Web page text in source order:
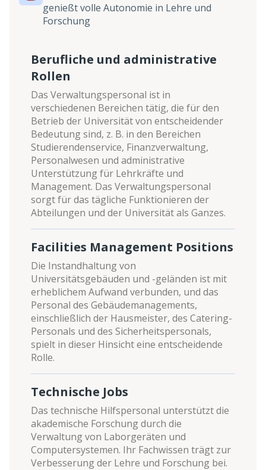
genießt volle Autonomie in Lehre und
Forschung
Berufliche und administrative
Rollen
Das Verwaltungspersonal ist in
verschiedenen Bereichen tätig, die für den
Betrieb der Universität von entscheidender
Bedeutung sind, z. B. in den Bereichen
Studierendenservice, Finanzverwaltung,
Personalwesen und administrative
Unterstützung für Lehrkräfte und
Management. Das Verwaltungspersonal
sorgt für das tägliche Funktionieren der
Abteilungen und der Universität als Ganzes.
Facilities Management Positions
Die Instandhaltung von
Universitätsgebäuden und -geländen ist mit
erheblichem Aufwand verbunden, und das
Personal des Gebäudemanagements,
einschließlich der Hausmeister, des Catering-
Personals und des Sicherheitspersonals,
spielt in dieser Hinsicht eine entscheidende
Rolle.
Technische Jobs
Das technische Hilfspersonal unterstützt die
akademische Forschung durch die
Verwaltung von Laborgeräten und
Computersystemen. Ihr Fachwissen trägt zur
Verbesserung der Lehre und Forschung bei.